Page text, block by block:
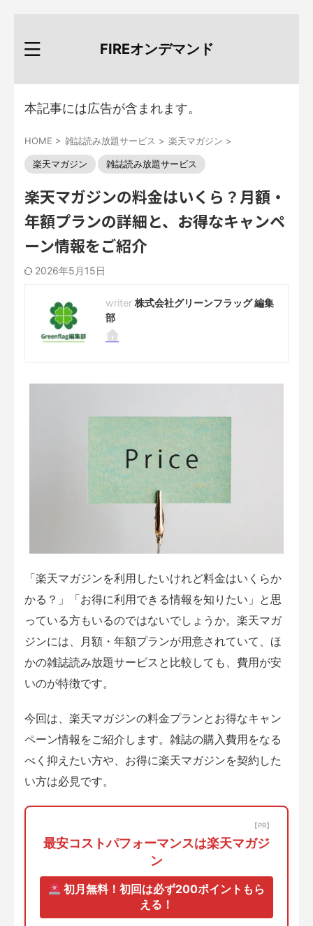
FIREオンデマンド
本記事には広告が含まれます。
HOME > 雑誌読み放題サービス > 楽天マガジン >
楽天マガジン 雑誌読み放題サービス
楽天マガジンの料金はいくら？月額・
年額プランの詳細と、お得なキャンペ
ーン情報をご紹介
2026年5月15日
株式会社グリーンフラッグ 編集
部
「楽天マガジンを利用したいけれど料金はいくらか
かる？」「お得に利用できる情報を知りたい」と思
っている方もいるのではないでしょうか。楽天マガ
ジンには、月額・年額プランが用意されていて、ほ
かの雑誌読み放題サービスと比較しても、費用が安
いのが特徴です。
今回は、楽天マガジンの料金プランとお得なキャン
ペーン情報をご紹介します。雑誌の購入費用をなる
べく抑えたい方や、お得に楽天マガジンを契約した
い方は必見です。
【PR】
最安コストパフォーマンスは楽天マガジ
ン
初月無料！初回は必ず200ポイントもら
える！